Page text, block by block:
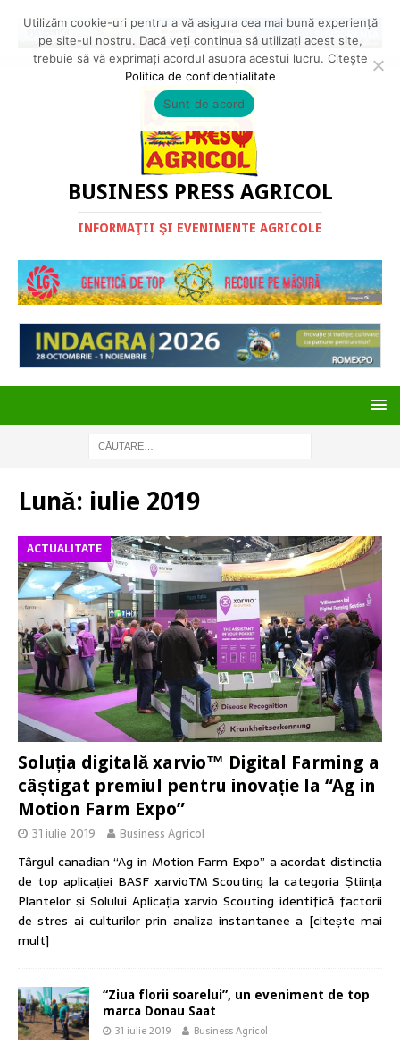
BUSINESS PRESS AGRICOL
INFORMAŢII ŞI EVENIMENTE AGRICOLE
Lună: iulie 2019
ACTUALITATE
Soluția digitală xarvio™ Digital Farming a
câștigat premiul pentru inovație la “Ag in
Motion Farm Expo”
31 iulie 2019 Business Agricol
Târgul canadian “Ag in Motion Farm Expo” a acordat distincția
de top aplicației BASF xarvioTM Scouting la categoria Știința
Plantelor și Solului Aplicația xarvio Scouting identifică factorii
de stres ai culturilor prin analiza instantanee a [citește mai
mult]
“Ziua florii soarelui”, un eveniment de top
marca Donau Saat
31 iulie 2019 Business Agricol
Utilizăm cookie-uri pentru a vă asigura cea mai bună experiență
pe site-ul nostru. Dacă veți continua să utilizați acest site,
trebuie să vă exprimați acordul asupra acestui lucru. Citește
Politica de confidențialitate
Sunt de acord